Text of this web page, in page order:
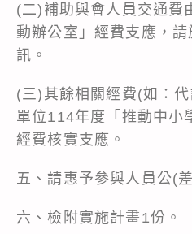
(二)補助與會人員交通費
動辦公室」經費支應，
訊。
(三)其餘相關經費(如：
單位114年度「推動中小
經費核實支應。
五、請惠予參與人員公(
六、檢附實施計畫1份。